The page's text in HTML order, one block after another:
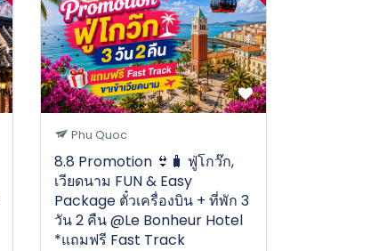
Phu Quoc
8.8 Promotion 👙🧳 ฟู่โกว๊ก,
เวียดนาม FUN & Easy
Package ตั๋วเครื่องบิน + ที่พัก 3
วัน 2 คืน @Le Bonheur Hotel
*แถมฟรี Fast Track